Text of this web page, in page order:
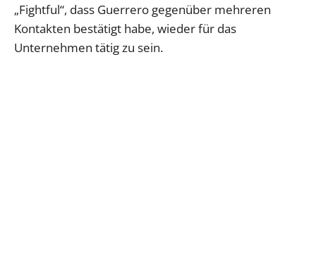
„Fightful“, dass Guerrero gegenüber mehreren
Kontakten bestätigt habe, wieder für das
Unternehmen tätig zu sein.